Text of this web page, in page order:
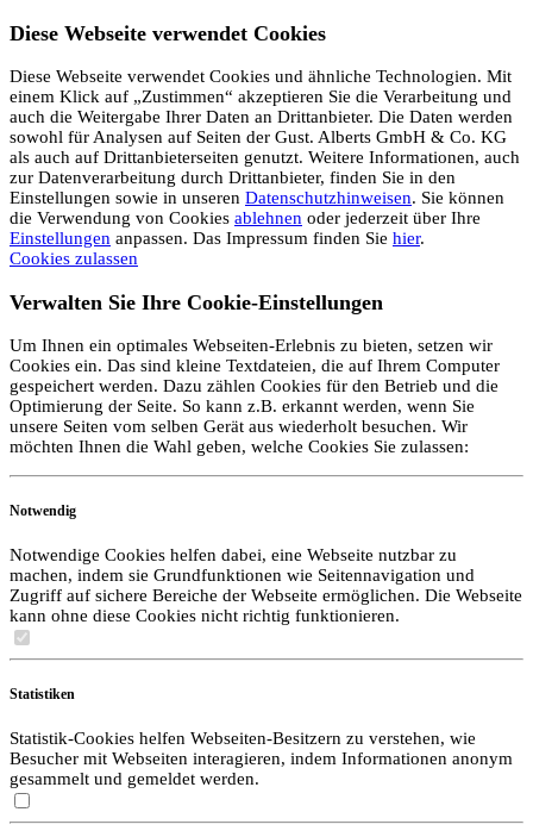
Diese Webseite verwendet Cookies
Diese Webseite verwendet Cookies und ähnliche Technologien. Mit
einem Klick auf „Zustimmen“ akzeptieren Sie die Verarbeitung und
auch die Weitergabe Ihrer Daten an Drittanbieter. Die Daten werden
sowohl für Analysen auf Seiten der Gust. Alberts GmbH & Co. KG
als auch auf Drittanbieterseiten genutzt. Weitere Informationen, auch
zur Datenverarbeitung durch Drittanbieter, finden Sie in den
Einstellungen sowie in unseren Datenschutzhinweisen. Sie können
die Verwendung von Cookies ablehnen oder jederzeit über Ihre
Einstellungen anpassen. Das Impressum finden Sie hier.
Cookies zulassen
Verwalten Sie Ihre Cookie-Einstellungen
Um Ihnen ein optimales Webseiten-Erlebnis zu bieten, setzen wir
Cookies ein. Das sind kleine Textdateien, die auf Ihrem Computer
gespeichert werden. Dazu zählen Cookies für den Betrieb und die
Optimierung der Seite. So kann z.B. erkannt werden, wenn Sie
unsere Seiten vom selben Gerät aus wiederholt besuchen. Wir
möchten Ihnen die Wahl geben, welche Cookies Sie zulassen:
Notwendig
Notwendige Cookies helfen dabei, eine Webseite nutzbar zu
machen, indem sie Grundfunktionen wie Seitennavigation und
Zugriff auf sichere Bereiche der Webseite ermöglichen. Die Webseite
kann ohne diese Cookies nicht richtig funktionieren.
Statistiken
Statistik-Cookies helfen Webseiten-Besitzern zu verstehen, wie
Besucher mit Webseiten interagieren, indem Informationen anonym
gesammelt und gemeldet werden.